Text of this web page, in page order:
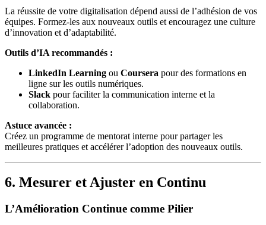
La réussite de votre digitalisation dépend aussi de l’adhésion de vos
équipes. Formez-les aux nouveaux outils et encouragez une culture
d’innovation et d’adaptabilité.
Outils d’IA recommandés :
LinkedIn Learning ou Coursera pour des formations en
ligne sur les outils numériques.
Slack pour faciliter la communication interne et la
collaboration.
Astuce avancée :
Créez un programme de mentorat interne pour partager les
meilleures pratiques et accélérer l’adoption des nouveaux outils.
6. Mesurer et Ajuster en Continu
L’Amélioration Continue comme Pilier